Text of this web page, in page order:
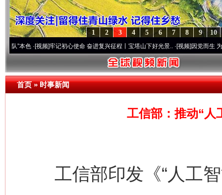
10
9
8
7
6
5
4
3
2
1
·[视频]牢记初心使命 奋进复兴征程丨宝塔山下好光景..·[视频]因党而生 为党而战
首页»时事新闻
工信部：推动“人
工信部印发《“人工智